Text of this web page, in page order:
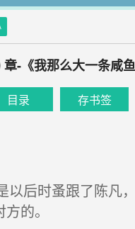
-《我那么大一条咸鱼
目录 存书签
后时蚤跟了陈凡
的。